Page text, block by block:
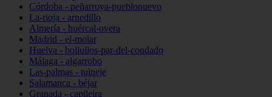
Córdoba - peñarroya-pueblonuevo
La-rioja - arnedillo
Almería - huércal-overa
Madrid - el-molar
Huelva - bollullos-par-del-condado
Málaga - algarrobo
Las-palmas - tuineje
Salamanca - béjar
Granada - capileira